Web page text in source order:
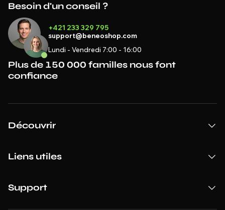
Besoin d'un conseil ?
+421 233 329 795
support@beneoshop.com
Lundi - Vendredi 7:00 - 16:00
Plus de 150 000 familles nous font
confiance
Découvrir
Liens utiles
Support